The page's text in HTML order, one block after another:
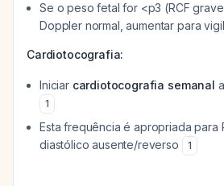
Se o peso fetal for <p3 (RCF
Doppler normal, aumentar para
Cardiotocografia:
Iniciar cardiotocografia semanal
1
Esta frequência é apropriada para
diastólico ausente/reverso
1